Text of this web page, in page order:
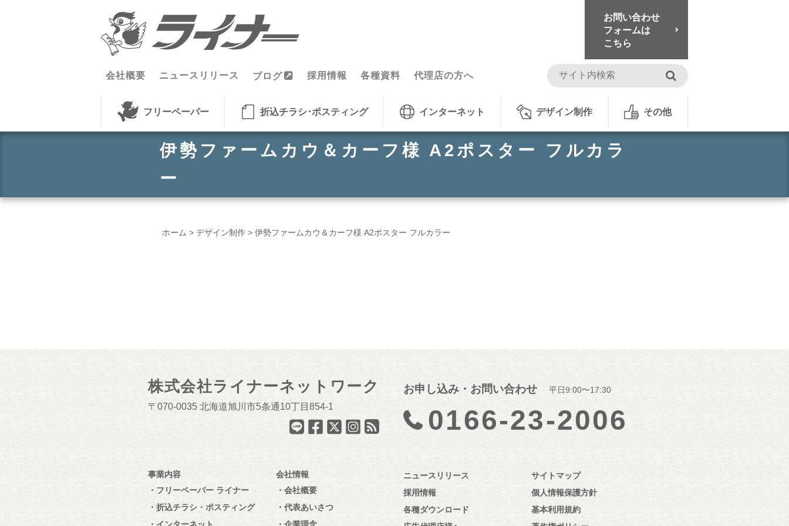
お問い合わせ
フォームは
こちら
会社概要 ニュースリリース ブログ 採用情報 各種資料 代理店の方へ 検索
フリーペーパー 折込チラシ･ポスティング インターネット デザイン制作 その他
伊勢ファームカウ＆カーフ様 A2ポスター フルカラ
ー
ホーム > デザイン制作 > 伊勢ファームカウ＆カーフ様 A2ポスター フルカラー
株式会社ライナーネットワーク
070-0035 北海道旭川市5条通10丁目854-1
お申し込み・お問い合わせ 平日9:00〜17:30
0166-23-2006
事業内容
フリーペーパー ライナー
折込チラシ・ポスティング
会社情報
会社概要
代表あいさつ
ニュースリリース
採用情報
各種ダウンロード
サイトマップ
個人情報保護方針
基本利用規約